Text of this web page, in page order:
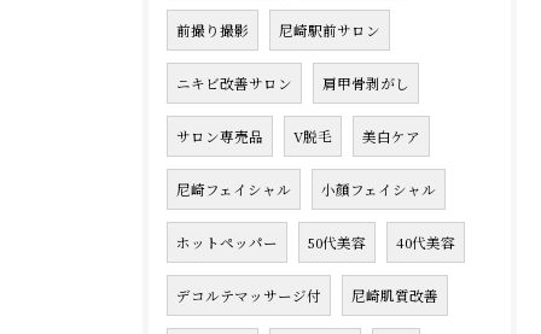
前撮り撮影 尼崎駅前サロン
ニキビ改善サロン 肩甲骨剥がし
サロン専売品 V脱毛 美白ケア
尼崎フェイシャル 小顔フェイシャル
ホットペッパー 50代美容 40代美容
デコルテマッサージ付 尼崎肌質改善